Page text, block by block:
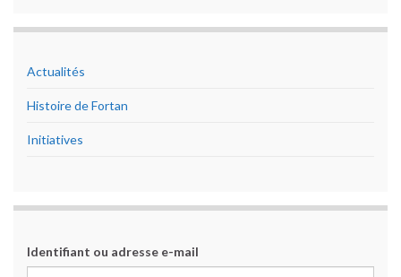
Actualités
Histoire de Fortan
Initiatives
Identifiant ou adresse e-mail